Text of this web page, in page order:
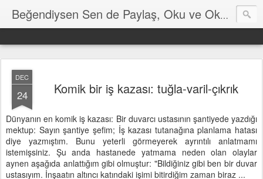
Beğendiysen Sen de Paylaş, Oku ve Okut
DEC
24 Komik bir iş kazası: tuğla-varil-çıkrık
Dünyanın en komik iş kazası: Bir duvarcı ustasının şantiyede yazdığı
mektup: Sayın şantiye şefim; İş kazası tutanağına planlama hatası
diye yazmıştım. Bunu yeterli görmeyerek ayrıntılı anlatmamı
istemişsiniz. Şu anda hastanede yatmama neden olan olaylar
aynen aşağıda anlattığım gibi olmuştur: "Bildiğiniz gibi ben bir duvar
ustasıyım. İnşaatın altıncı katındaki işimi bitirdiğim zaman biraz ...